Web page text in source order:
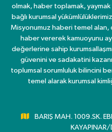
olmak, haber toplamak,
bağlı kurumsal
Misyonumuz haberi temel alan,
haber vererek kamuoyunu
değerlerine sahip
güvenini ve sadakatini
toplumsal sorumluluk bilincini
temel alarak kurumsal
BARIŞ MAH. 1009.SK.
KAYAPINAR/